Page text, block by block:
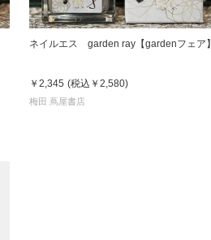
ネイルエス garden ray【gardenフェア】
￥2,345 (税込 ￥2,580)
梅田 蔦屋書店